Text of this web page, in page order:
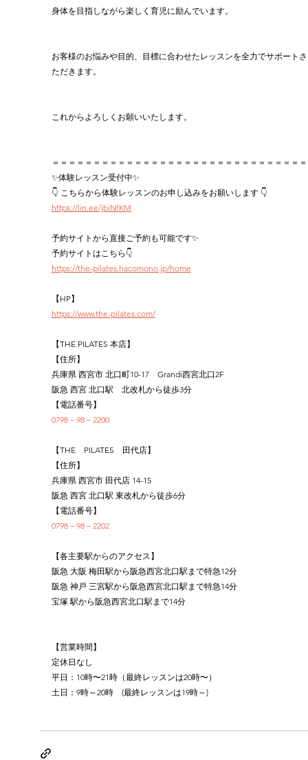
身体を目指しながら楽しく育児に励んでいます。
お客様のお悩みや目的、目標に合わせたレッスンを全力でサポート
ただきます。
これからよろしくお願いいたします。
＝＝＝＝＝＝＝＝＝＝＝＝＝＝＝＝＝＝＝＝＝＝＝＝＝＝＝＝＝＝
✨体験レッスン受付中✨
👇 こちらから体験レッスンのお申し込みをお願いします 👇
https://lin.ee/jbiNfKM
予約サイトから直接ご予約も可能です✨
予約サイトはこちら👇
https://the-pilates.hacomono.jp/home
【HP】
https://www.the-pilates.com/
【THE PILATES 本店】
【住所】
兵庫県 西宮市 北口町10-17　Grandi西宮北口2F
阪急 西宮 北口駅　北改札から徒歩3分
【電話番号】
0798－98－2200
【THE　PILATES　田代店】
【住所】
兵庫県 西宮市 田代店 14-15
阪急 西宮 北口駅 東改札から徒歩6分
【電話番号】
0798－98－2202
【各主要駅からのアクセス】
阪急 大阪 梅田駅から阪急西宮北口駅まで特急12分
阪急 神戸 三宮駅から阪急西宮北口駅まで特急14分
宝塚 駅から阪急西宮北口駅まで14分
【営業時間】
定休日なし
平日：10時〜21時（最終レッスンは20時〜）
土日：9時～20時　(最終レッスンは19時～)